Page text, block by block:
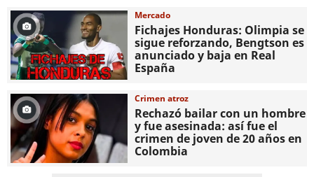
Mercado
Fichajes Honduras: Olimpia se
sigue reforzando, Bengtson es
anunciado y baja en Real
España
Crimen atroz
Rechazó bailar con un hombre
y fue asesinada: así fue el
crimen de joven de 20 años en
Colombia